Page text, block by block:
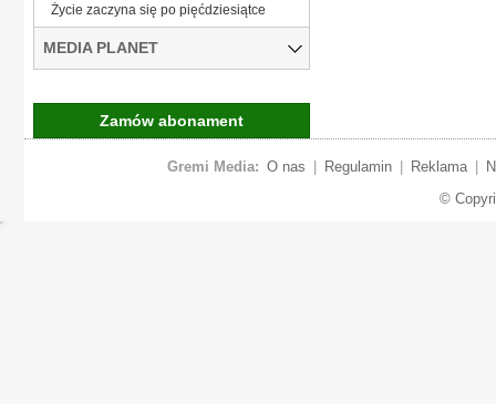
Życie zaczyna się po pięćdziesiątce
MEDIA PLANET
Zamów abonament
Gremi Media: O nas Regulamin Reklama
©